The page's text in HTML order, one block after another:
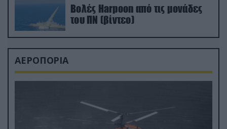
Βολές Harpoon από τις μονάδες
του ΠΝ (βίντεο)
ΑΕΡΟΠΟΡΙΑ